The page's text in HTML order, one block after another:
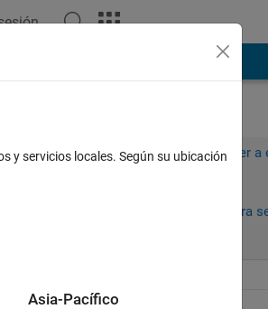
Iniciar sesión para responder a
Iniciar sesión para
y servicios locales. Según su ubicación
Asia-Pacífico